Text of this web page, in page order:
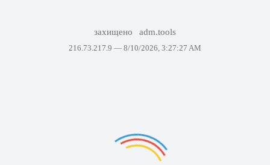
захищено adm.tools
216.73.217.9 — 8/10/2026, 3:27:27 AM